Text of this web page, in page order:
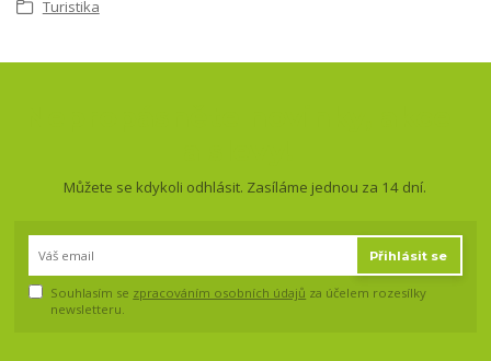
Turistika
Můžete se kdykoli odhlásit. Zasíláme jednou za 14 dní.
Přihlásit se
Souhlasím se zpracováním osobních údajů za účelem rozesílky
newsletteru.